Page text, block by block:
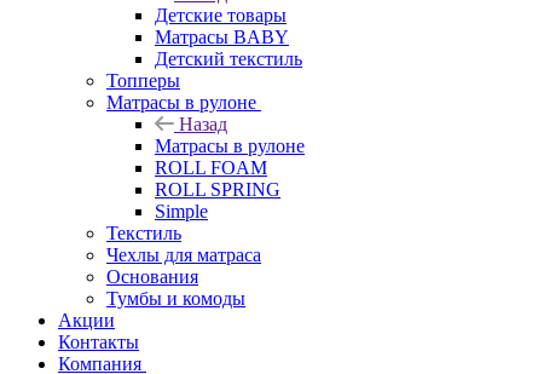
Детские товары
Матрасы BABY
Детский текстиль
Топперы
Матрасы в рулоне
Назад
Матрасы в рулоне
ROLL FOAM
ROLL SPRING
Simple
Текстиль
Чехлы для матраса
Основания
Тумбы и комоды
Акции
Контакты
Компания